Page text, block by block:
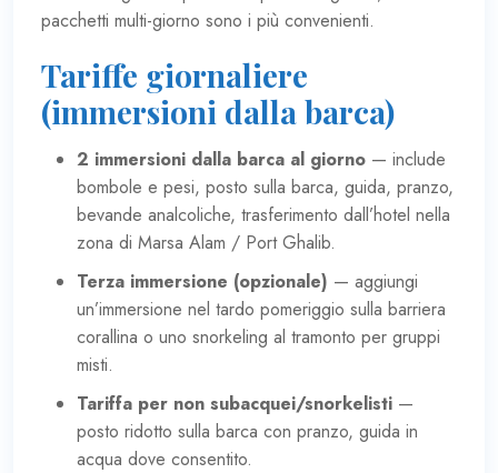
pacchetti multi-giorno sono i più convenienti.
Tariffe giornaliere
(immersioni dalla barca)
2 immersioni dalla barca al giorno — include
bombole e pesi, posto sulla barca, guida, pranzo,
bevande analcoliche, trasferimento dall’hotel nella
zona di Marsa Alam / Port Ghalib.
Terza immersione (opzionale) — aggiungi
un’immersione nel tardo pomeriggio sulla barriera
corallina o uno snorkeling al tramonto per gruppi
misti.
Tariffa per non subacquei/snorkelisti —
posto ridotto sulla barca con pranzo, guida in
acqua dove consentito.